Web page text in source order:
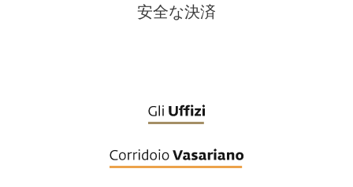
安全な決済